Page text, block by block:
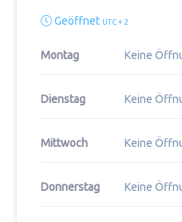
Geöffnet UTC + 2
Montag Keine
Dienstag Keine
Mittwoch Keine
Donnerstag Keine